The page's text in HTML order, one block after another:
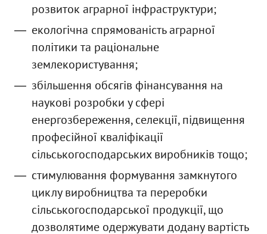
розвиток аграрної інфраструктури;
екологічна спрямованість аграрної
політики та раціональне
землекористування;
збільшення обсягів фінансування на
наукові розробки у сфері
енергозбереження, селекції, підвищення
професійної кваліфікації
сільськогосподарських виробників тощо;
стимулювання формування замкнутого
циклу виробництва та переробки
сільськогосподарської продукції, що
дозволятиме одержувати додану вартість